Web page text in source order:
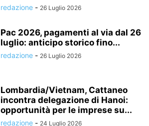
redazione - 26 Luglio 2026
Pac 2026, pagamenti al via dal 26
luglio: anticipo storico fino...
redazione - 26 Luglio 2026
Lombardia/Vietnam, Cattaneo
incontra delegazione di Hanoi:
opportunità per le imprese su...
redazione - 24 Luglio 2026